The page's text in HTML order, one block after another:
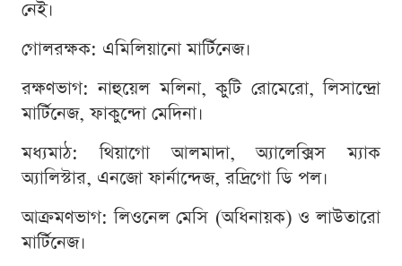
নেই।
গোলরক্ষক: এমিলিয়ানো মার্টিনেজ।
রক্ষণভাগ: নাহুয়েল মলিনা, কুটি রোমেরো, লিসান্দ্রো
মার্টিনেজ, ফাকুন্দো মেদিনা।
মধ্যমাঠ: থিয়াগো আলমাদা, অ্যালেক্সিস ম্যাক
অ্যালিস্টার, এনজো ফার্নান্দেজ, রদ্রিগো ডি পল।
আক্রমণভাগ: লিওনেল মেসি (অধিনায়ক) ও লাউতারো
মার্টিনেজ।